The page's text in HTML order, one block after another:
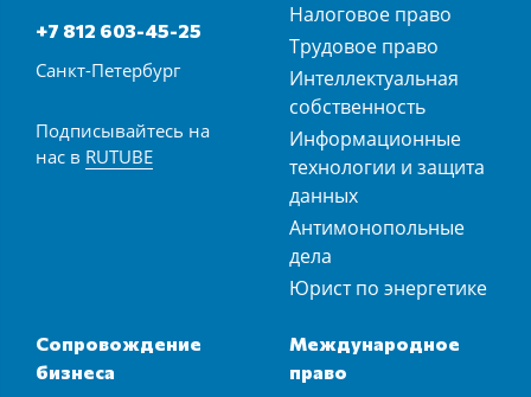
+7 812 603-45-25
Санкт-Петербург
Подписывайтесь на
нас в RUTUBE
Налоговое право
Трудовое право
Интеллектуальная
собственность
Информационные
технологии и защита
данных
Антимонопольные
дела
Юрист по энергетике
Сопровождение
бизнеса
Международное
право